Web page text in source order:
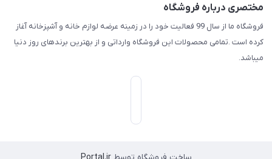
مختصری درباره فروشگاه
فروشگاه ما از سال 99 فعالیت خود را در زمینه عرضه لوازم خانه و آشپزخانه آغاز
کرده است .تمامی محصولات این فروشگاه وارداتی و از بهترین برندهای روز دنیا
میباشد.